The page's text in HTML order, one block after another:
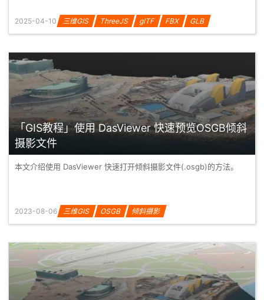
2025-04-10 三维GIS ThreeJS glTF FBX GLB
「GIS教程」使用 DasViewer 快速预览OSGB倾斜
摄影文件
本文介绍使用 DasViewer 快速打开倾斜摄影文件(.osgb)的方法。
2023-08-06 三维GIS OSGB 倾斜摄影